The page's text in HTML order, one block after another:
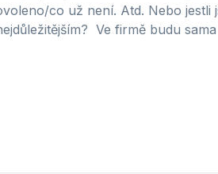
co už není. Atd. Nebo jestli
Ve firmě budu